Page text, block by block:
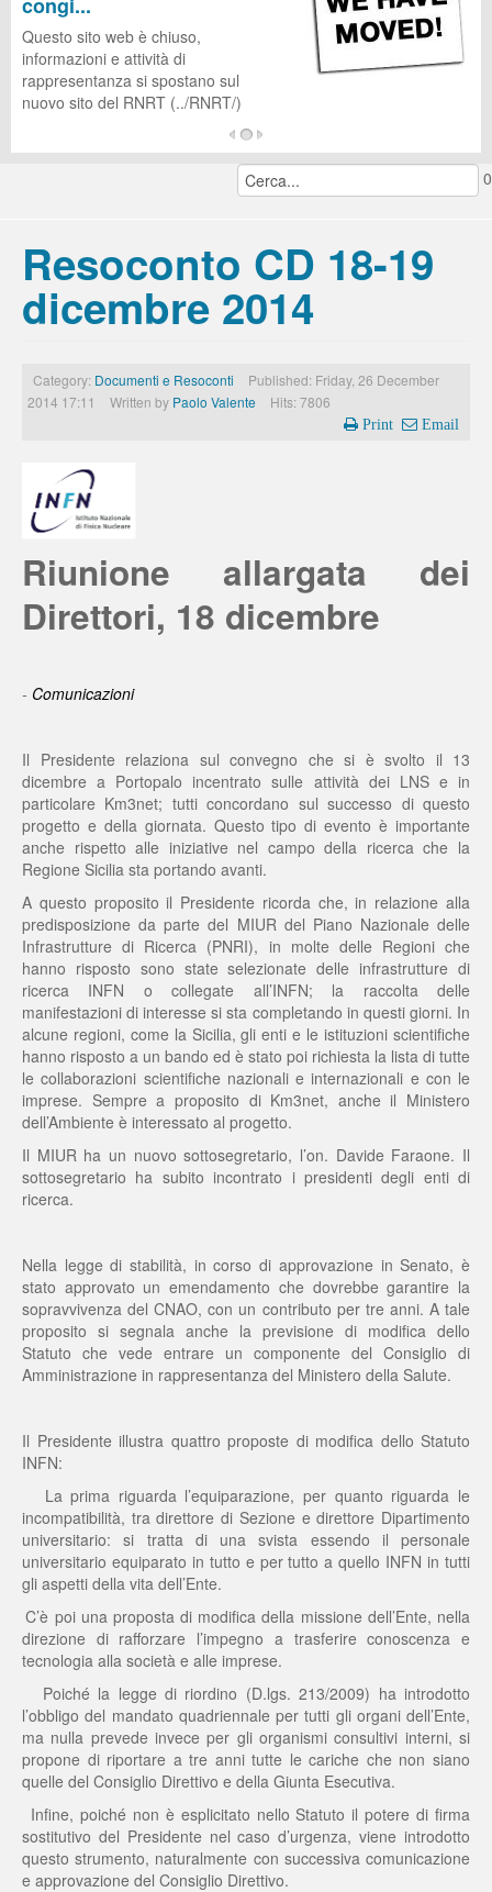
Questo sito web è chiuso,
informazioni e attività di
rappresentanza si spostano sul
nuovo sito del RNRT (../RNRT/)
0
Resoconto CD 18-19
dicembre 2014
Category: Documenti e Resoconti
Published: Friday, 26 December
2014 17:11
Written by Paolo Valente Hits: 7806
Print Email
Riunione allargata dei
Direttori, 18 dicembre
- Comunicazioni
Il Presidente relaziona sul convegno che si è svolto il 13
dicembre a Portopalo incentrato sulle attività dei LNS e in
particolare Km3net; tutti concordano sul successo di questo
progetto e della giornata. Questo tipo di evento è importante
anche rispetto alle iniziative nel campo della ricerca che la
Regione Sicilia sta portando avanti.
A questo proposito il Presidente ricorda che, in relazione alla
predisposizione da parte del MIUR del Piano Nazionale delle
Infrastrutture di Ricerca (PNRI), in molte delle Regioni che
hanno risposto sono state selezionate delle infrastrutture di
ricerca INFN o collegate all’INFN; la raccolta delle
manifestazioni di interesse si sta completando in questi giorni. In
alcune regioni, come la Sicilia, gli enti e le istituzioni scientifiche
hanno risposto a un bando ed è stato poi richiesta la lista di tutte
le collaborazioni scientifiche nazionali e internazionali e con le
imprese. Sempre a proposito di Km3net, anche il Ministero
dell’Ambiente è interessato al progetto.
Il MIUR ha un nuovo sottosegretario, l’on. Davide Faraone. Il
sottosegretario ha subito incontrato i presidenti degli enti di
ricerca.
Nella legge di stabilità, in corso di approvazione in Senato, è
stato approvato un emendamento che dovrebbe garantire la
sopravvivenza del CNAO, con un contributo per tre anni. A tale
proposito si segnala anche la previsione di modifica dello
Statuto che vede entrare un componente del Consiglio di
Amministrazione in rappresentanza del Ministero della Salute.
Il Presidente illustra quattro proposte di modifica dello Statuto
INFN:
La prima riguarda l’equiparazione, per quanto riguarda le
incompatibilità, tra direttore di Sezione e direttore Dipartimento
universitario: si tratta di una svista essendo il personale
universitario equiparato in tutto e per tutto a quello INFN in tutti
gli aspetti della vita dell’Ente.
C’è poi una proposta di modifica della missione dell’Ente, nella
direzione di rafforzare l’impegno a trasferire conoscenza e
tecnologia alla società e alle imprese.
Poiché la legge di riordino (D.lgs. 213/2009) ha introdotto
l’obbligo del mandato quadriennale per tutti gli organi dell’Ente,
ma nulla prevede invece per gli organismi consultivi interni, si
propone di riportare a tre anni tutte le cariche che non siano
quelle del Consiglio Direttivo e della Giunta Esecutiva.
Infine, poiché non è esplicitato nello Statuto il potere di firma
sostitutivo del Presidente nel caso d’urgenza, viene introdotto
questo strumento, naturalmente con successiva comunicazione
e approvazione del Consiglio Direttivo.
CUG